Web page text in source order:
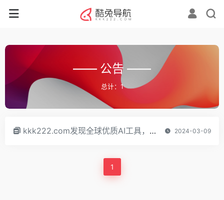
—— 公告 ——
总计：1
kkk222.com发现全球优质AI工具，与创作者一同成长! 2024-03-09
1